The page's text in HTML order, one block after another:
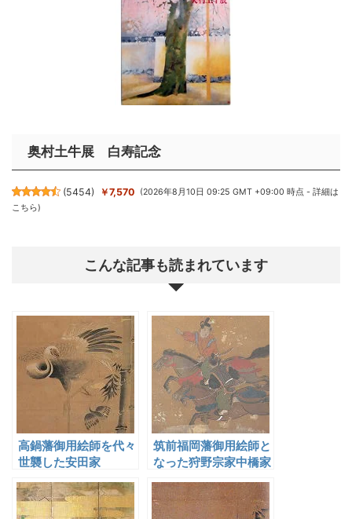
奥村土牛展 白寿記念
(5454) ￥7,570 (2026年8月10日 09:25 GMT +09:00 時点 -詳細は
こちら)
こんな記事も読まれています
高鍋藩御用絵師を代々
世襲した安田家
筑前福岡藩御用絵師と
なった狩野宗家中橋家
の狩野昌運